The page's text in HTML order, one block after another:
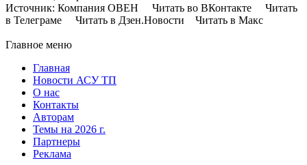
Источник: Компания ОВЕН Читать во ВКонтакте Читать
в Телеграме Читать в Дзен.Новости Читать в Макс
Главное меню
Главная
Новости АСУ ТП
О нас
Контакты
Авторам
Темы на 2026 г.
Партнеры
Реклама